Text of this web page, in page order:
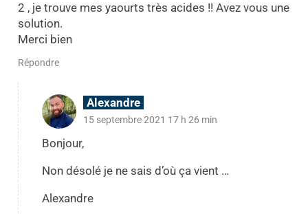
2 , je trouve mes yaourts très acides !! Avez vous une
solution.
Merci bien
Répondre
Alexandre
15 septembre 2021 17 h 26 min
Bonjour,
Non désolé je ne sais d’où ça vient …
Alexandre